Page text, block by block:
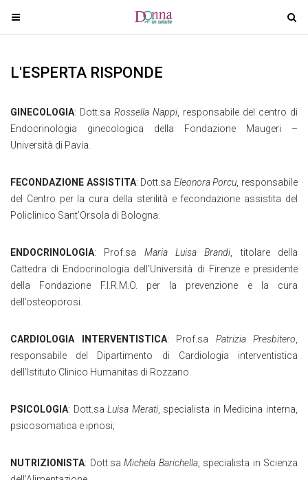
T
o
g
n
a
v
g
a
t
o
n
T
o
n
g
a
o
n
L'ESPERTA RISPONDE
GINECOLOGIA: Dott.sa Rossella Nappi , responsabile del centro di
Endocrinologia ginecologica della Fondazione Maugeri –
Università di Pavia.
FECONDAZIONE ASSISTITA: Dott.sa Eleonora Porcu , responsabile
del Centro per la cura della sterilità e fecondazione assistita del
Policlinico Sant’Orsola di Bologna.
ENDOCRINOLOGIA: Prof.sa Maria Luisa Brandi , titolare della
Cattedra di Endocrinologia dell’Università di Firenze e presidente
della Fondazione F.I.R.M.O. per la prevenzione e la cura
dell’osteoporosi.
CARDIOLOGIA INTERVENTISTICA: Prof.sa Patrizia Presbitero
responsabile del Dipartimento di Cardiologia interventistica
dell’Istituto Clinico Humanitas di Rozzano.
PSICOLOGIA: Dott.saLuisa Merati, specialista in Medicina interna,
psicosomatica e ipnosi;
NUTRIZIONISTA: Dott.sa Michela Barichella, specialista in Scienza